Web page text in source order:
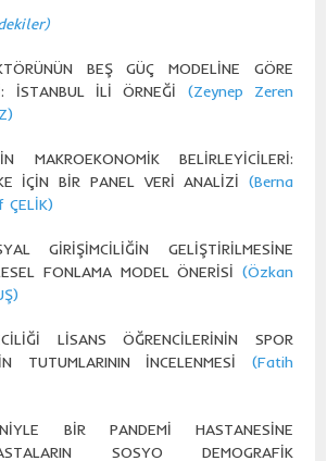
BEŞ GÜÇ MODELİNE GÖRE
İSTANBUL İLİ ÖRNEĞİ (Zeynep Zeren
MAKROEKONOMİK BELİRLEYİCİLERİ:
İÇİN BİR PANEL VERİ ANALİZİ (Berna
ÇELİK)
GİRİŞİMCİLİĞİN GELİŞTİRİLMESİNE
FONLAMA MODEL ÖNERİSİ (Özkan
LİSANS ÖĞRENCİLERİNİN SPOR
TUTUMLARININ İNCELENMESİ (Fatih
BİR PANDEMİ HASTANESİNE
SOSYO DEMOGRAFİK